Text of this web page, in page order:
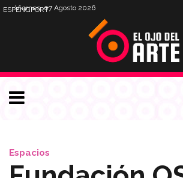
Viernes, 07 Agosto 2026
ESPENGPORT
Espacios